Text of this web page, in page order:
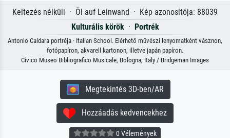
Keltezés nélküli · Öl auf Leinwand · Kép azonosítója: 88039
Kulturális körök· Portrék
Antonio Caldara portréja · Italian School. Elérhető művészi lenyomatként vásznon,
fotópapíron, akvarell kartonon, illetve japán papíron.
Civico Museo Bibliografico Musicale, Bologna, Italy / Bridgeman Images
Megtekintés 3D-ben/AR
Hozzáadás kedvencekhez
0 Vélemények